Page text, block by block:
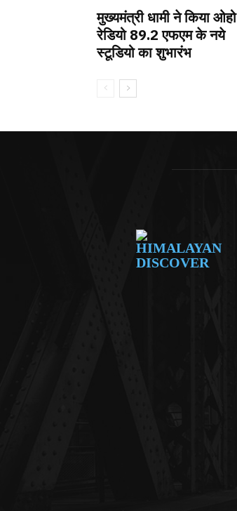
मुख्यमंत्री धामी ने किया ओहो
रेडियो 89.2 एफएम के नये
स्टूडियो का शुभारंभ